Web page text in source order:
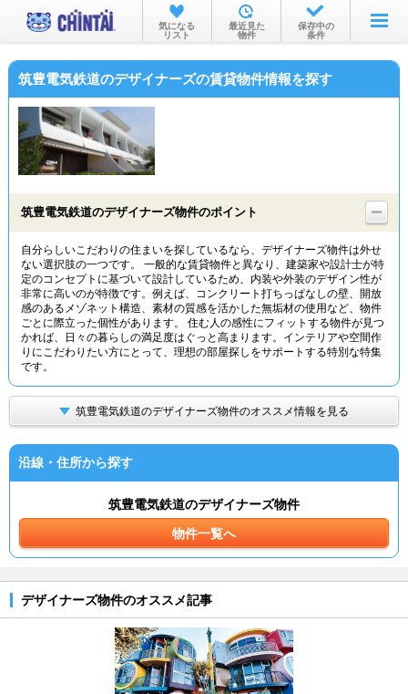
お部屋を探す
沿線・駅から
物件特集から
TOP
気になる
リスト
最近見た
物件
保存中の
条件
筑豊電気鉄道のデザイナーズの賃貸物件情報を探す
筑豊電気鉄道のデザイナーズ物件のポイント
自分らしいこだわりの住まいを探しているなら、デザイナーズ物件は外せ
ない選択肢の一つです。 一般的な賃貸物件と異なり、建築家や設計士が特
定のコンセプトに基づいて設計しているため、内装や外装のデザイン性が
非常に高いのが特徴です。例えば、コンクリート打ちっぱなしの壁、開放
感のあるメゾネット構造、素材の質感を活かした無垢材の使用など、物件
ごとに際立った個性があります。 住む人の感性にフィットする物件が見つ
かれば、日々の暮らしの満足度はぐっと高まります。インテリアや空間作
りにこだわりたい方にとって、理想の部屋探しをサポートする特別な特集
です。
筑豊電気鉄道のデザイナーズ物件のオススメ情報を見る
沿線・住所から探す
筑豊電気鉄道のデザイナーズ物件
物件一覧へ
デザイナーズ物件のオススメ記事